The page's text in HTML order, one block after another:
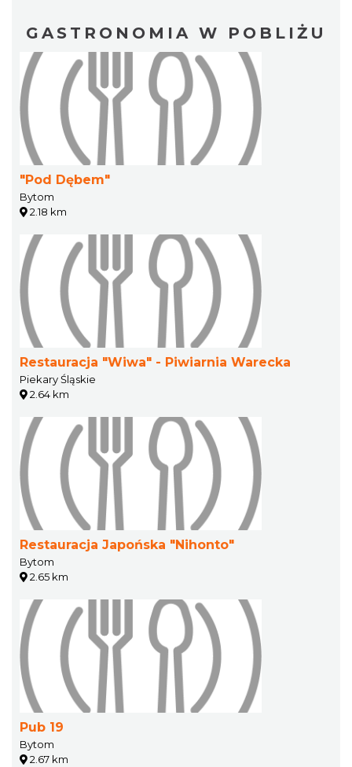
GASTRONOMIA W POBLIŻU
"Pod Dębem"
Bytom
2.18 km
Restauracja "Wiwa" - Piwiarnia Warecka
Piekary Śląskie
2.64 km
Restauracja Japońska "Nihonto"
Bytom
2.65 km
Pub 19
Bytom
2.67 km